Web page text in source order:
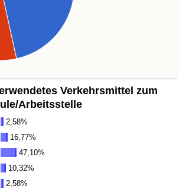
Verkehrsmittel zum
Arbeitsstelle
2,58%
16,77%
47,10%
10,32%
2,58%
Index
Index nach Land
Index (aktuell)
Index nach Land